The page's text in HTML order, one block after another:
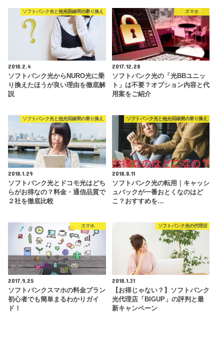
ソフトバンク光と他光回線間の乗り換え
2018.2.4
ソフトバンク光からNURO光に乗
り換えたほうが良い理由を徹底解
説
スマホ
2017.12.28
ソフトバンク光の「光BBユニッ
ト」は不要？オプション内容と代
用案をご紹介
ソフトバンク光と他光回線間の乗り換え
2018.1.29
ソフトバンク光とドコモ光はどち
らがお得なの？料金・通信品質で
２社を徹底比較
ソフトバンク光と他光回線間の乗り換え
2018.8.11
ソフトバンク光の転用｜キャッシ
ュバックが一番おとくなのはど
こ？おすすめを…
スマホ
2017.9.25
ソフトバンクスマホの料金プラン
初心者でも簡単まるわかりガイ
ド！
ソフトバンク光の代理店
2018.1.31
【お得じゃない？】ソフトバンク
光代理店「BIGUP」の評判と最
新キャンペーン